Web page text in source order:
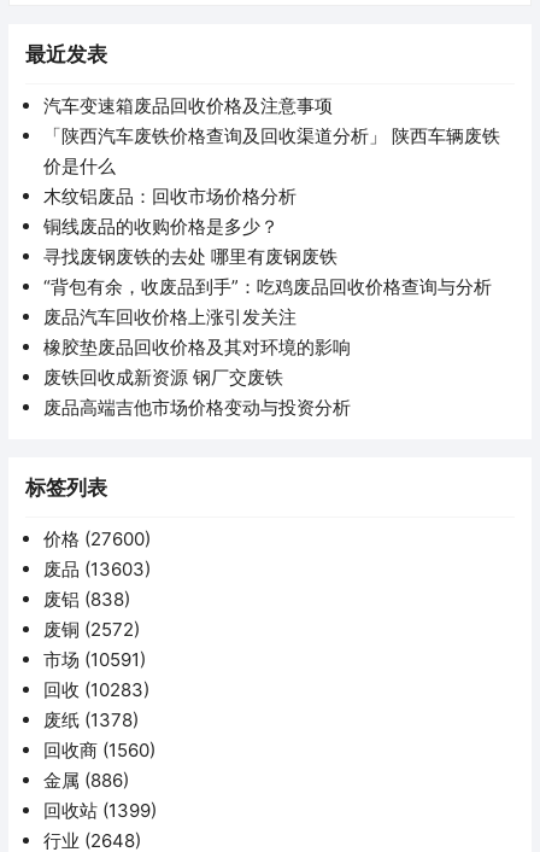
最近发表
汽车变速箱废品回收价格及注意事项
「陕西汽车废铁价格查询及回收渠道分析」 陕西车辆废铁
价是什么
木纹铝废品：回收市场价格分析
铜线废品的收购价格是多少？
寻找废钢废铁的去处 哪里有废钢废铁
“背包有余，收废品到手”：吃鸡废品回收价格查询与分析
废品汽车回收价格上涨引发关注
橡胶垫废品回收价格及其对环境的影响
废铁回收成新资源 钢厂交废铁
废品高端吉他市场价格变动与投资分析
标签列表
价格 (27600)
废品 (13603)
废铝 (838)
废铜 (2572)
市场 (10591)
回收 (10283)
废纸 (1378)
回收商 (1560)
金属 (886)
回收站 (1399)
行业 (2648)